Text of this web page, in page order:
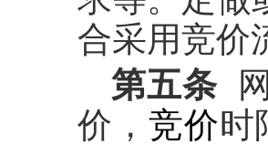
合采用竞价
第五条
价， 竞价时